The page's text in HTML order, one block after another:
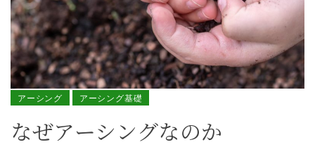
アーシング アーシング基礎
なぜアーシングなのか